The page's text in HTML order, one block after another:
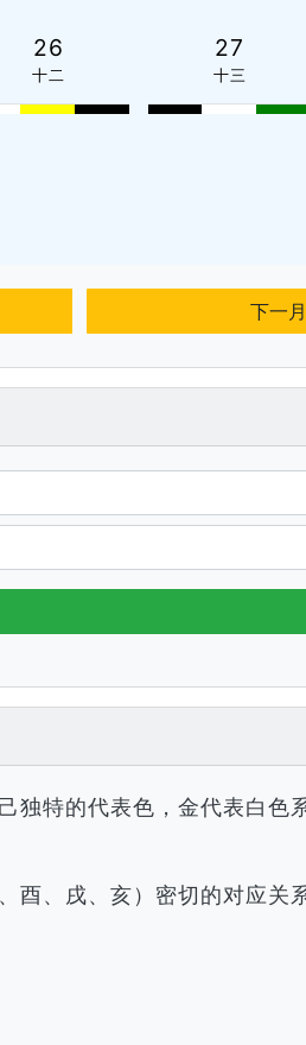
26
十二
27
十三
下一
特的代表色，金代表白色
酉、戌、亥）密切的对应关